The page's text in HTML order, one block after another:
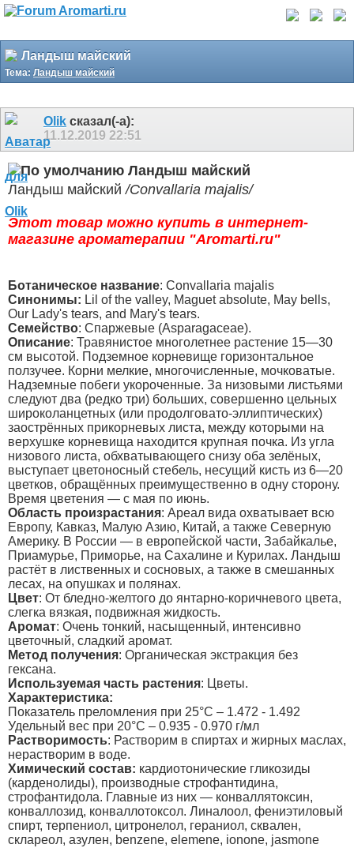
Ландыш майский
Тема: Ландыш майский
Olik сказал(-а):
11.12.2019 22:51
Ландыш майский
Ландыш майский/Convallaria majalis/
Этот товар можно купить в интернет-
магазине ароматерапии "Aromarti.ru"
Ботаническое название: Convallaria majalis
Синонимы: Lil of the valley, Maguet absolute, May bells,
Our Lady's tears, and Mary's tears.
Семейство: Спаржевые (Asparagaceae).
Описание: Травянистое многолетнее растение 15—30
см высотой. Подземное корневище горизонтальное
ползучее. Корни мелкие, многочисленные, мочковатые.
Надземные побеги укороченные. За низовыми листьями
следуют два (редко три) больших, совершенно цельных
широколанцетных (или продолговато-эллиптических)
заострённых прикорневых листа, между которыми на
верхушке корневища находится крупная почка. Из угла
низового листа, обхватывающего снизу оба зелёных,
выступает цветоносный стебель, несущий кисть из 6—20
цветков, обращённых преимущественно в одну сторону.
Время цветения — с мая по июнь.
Область произрастания: Ареал вида охватывает всю
Европу, Кавказ, Малую Азию, Китай, а также Северную
Америку. В России — в европейской части, Забайкалье,
Приамурье, Приморье, на Сахалине и Курилах. Ландыш
растёт в лиственных и сосновых, а также в смешанных
лесах, на опушках и полянах.
Цвет: От бледно-желтого до янтарно-коричневого цвета,
слегка вязкая, подвижная жидкость.
Аромат: Очень тонкий, насыщенный, интенсивно
цветочный, сладкий аромат.
Метод получения: Органическая экстракция без
гексана.
Используемая часть растения: Цветы.
Характеристика:
Показатель преломления при 25°C – 1.472 - 1.492
Удельный вес при 20°C – 0.935 - 0.970 г/мл
Растворимость: Растворим в спиртах и жирных маслах,
нерастворим в воде.
Химический состав: кардиотонические гликозиды
(карденолиды), производные строфантидина,
строфантидола. Главные из них — конваллятоксин,
конваллозид, конваллотоксол. Линалоол, фениэтиловый
спирт, терпениол, цитронелол, гераниол, сквален,
склареол, азулен, benzene, elemene, ionone, jasmone